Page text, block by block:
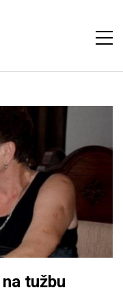
tužbu